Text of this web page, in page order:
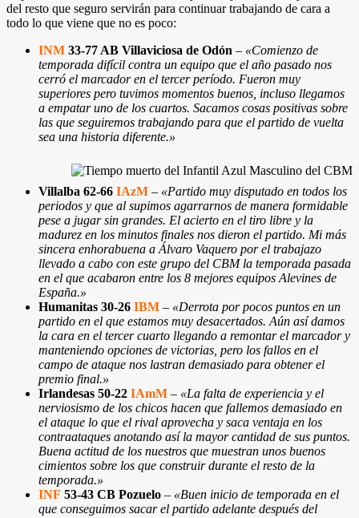
del resto que seguro servirán para continuar trabajando de cara a
todo lo que viene que no es poco:
INM 33-77 AB Villaviciosa de Odón – «Comienzo de
temporada difícil contra un equipo que el año pasado nos
cerró el marcador en el tercer período. Fueron muy
superiores pero tuvimos momentos buenos, incluso llegamos
a empatar uno de los cuartos. Sacamos cosas positivas sobre
las que seguiremos trabajando para que el partido de vuelta
sea una historia diferente.»
Villalba 62-66 IAzM – «Partido muy disputado en todos los
periodos y que al supimos agarrarnos de manera formidable
pese a jugar sin grandes. El acierto en el tiro libre y la
madurez en los minutos finales nos dieron el partido. Mi más
sincera enhorabuena a Álvaro Vaquero por el trabajazo
llevado a cabo con este grupo del CBM la temporada pasada
en el que acabaron entre los 8 mejores equipos Alevines de
España.»
Humanitas 30-26 IBM – «Derrota por pocos puntos en un
partido en el que estamos muy desacertados. Aún así damos
la cara en el tercer cuarto llegando a remontar el marcador y
manteniendo opciones de victorias, pero los fallos en el
campo de ataque nos lastran demasiado para obtener el
premio final.»
Irlandesas 50-22 IAmM – «La falta de experiencia y el
nerviosismo de los chicos hacen que fallemos demasiado en
el ataque lo que el rival aprovecha y saca ventaja en los
contraataques anotando así la mayor cantidad de sus puntos.
Buena actitud de los nuestros que muestran unos buenos
cimientos sobre los que construir durante el resto de la
temporada.»
INF 53-43 CB Pozuelo – «Buen inicio de temporada en el
que conseguimos sacar el partido adelante después del